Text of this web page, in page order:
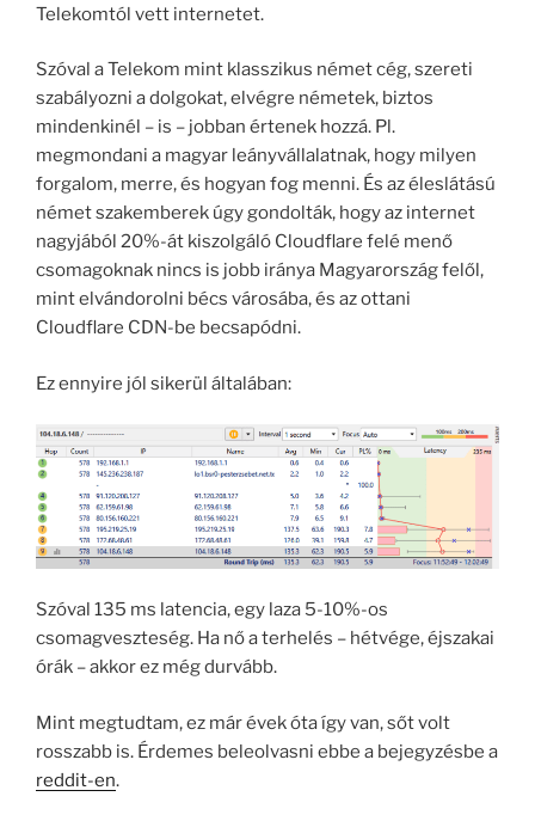
Telekomtól vett internetet.
Szóval a Telekom mint klasszikus német cég, szereti
szabályozni a dolgokat, elvégre németek, biztos
mindenkinél – is – jobban értenek hozzá. Pl.
megmondani a magyar leányvállalatnak, hogy milyen
forgalom, merre, és hogyan fog menni. És az éleslátású
német szakemberek úgy gondolták, hogy az internet
nagyjából 20%-át kiszolgáló Cloudflare felé menő
csomagoknak nincs is jobb iránya Magyarország felől,
mint elvándorolni bécs városába, és az ottani
Cloudflare CDN-be becsapódni.
Ez ennyire jól sikerül általában:
Szóval 135 ms latencia, egy laza 5-10%-os
csomagveszteség. Ha nő a terhelés – hétvége, éjszakai
órák – akkor ez még durvább.
Mint megtudtam, ez már évek óta így van, sőt volt
rosszabb is. Érdemes beleolvasni ebbe a bejegyzésbe a
reddit-en.